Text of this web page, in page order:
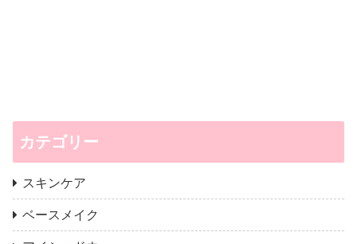
カテゴリー
スキンケア
ベースメイク